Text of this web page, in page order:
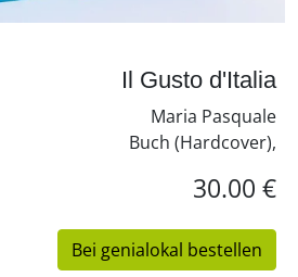
Il Gusto d'Italia
Maria Pasquale
Buch (Hardcover),
30.00 €
Bei genialokal bestellen